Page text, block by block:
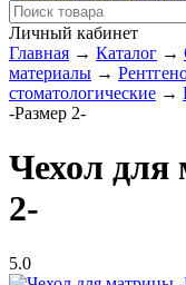
Личный кабинет
Главная → Каталог →
материалы →
стоматологические →
-Размер 2-
Чехол для
2-
5.0